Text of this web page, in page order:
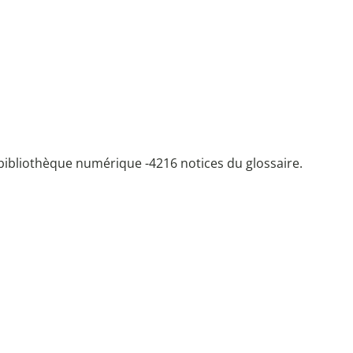
numérique -4216 notices du glossaire.